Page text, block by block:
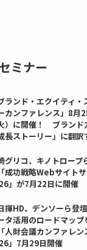
ミナー
ランド・エクイティ・
カンファレンス」8月
）に開催！ ブランド
長ストーリー」に翻訳
グリコ、キノトロープ
成功戦略Webサイト
」が7月22日に開催
揮HD、デンソーら登
タ活用のロードマップ
人財会議カンファレン
」7月29日開催